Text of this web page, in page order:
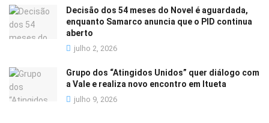
Decisão dos 54 meses do Novel é aguardada,
enquanto Samarco anuncia que o PID continua
aberto
julho 2, 2026
Grupo dos “Atingidos Unidos” quer diálogo com
a Vale e realiza novo encontro em Itueta
julho 9, 2026